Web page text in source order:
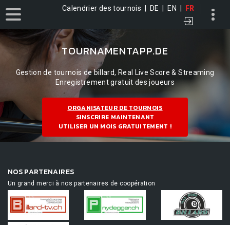
Calendrier des tournois DE EN FR
TOURNAMENTAPP.DE
Gestion de tournois de billard, Real Live Score & Streaming
Enregistrement gratuit des joueurs
ORGANISATEUR DE TOURNOIS
SINSCRIRE MAINTENANT
UTILISER UN MOIS GRATUITEMENT !
NOS PARTENAIRES
Un grand merci à nos partenaires de coopération